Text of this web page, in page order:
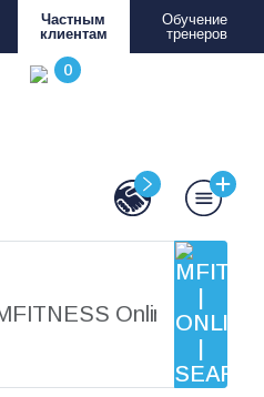
Частным
клиентам
Обучение
тренеров